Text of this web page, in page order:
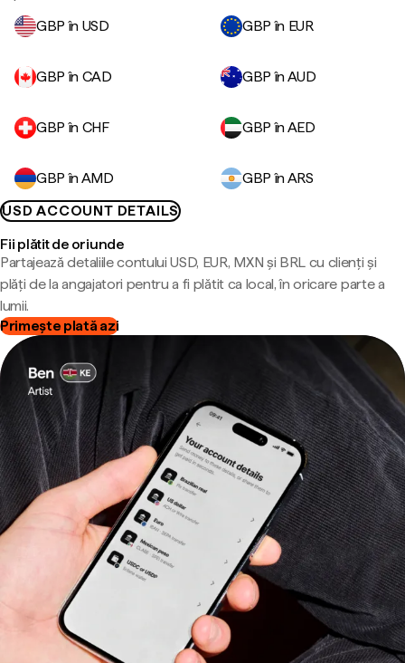
GBP în USD
GBP în EUR
GBP în CAD GBP în AUD
GBP în CHF GBP în AED
GBP în AMD
GBP în ARS
USD ACCOUNT DETAILS
Fii plătit de oriunde
Partajează detaliile contului USD, EUR, MXN și BRL cu clienți și
plăți de la angajatori pentru a fi plătit ca local, în oricare parte a
lumii.
Primește plată azi